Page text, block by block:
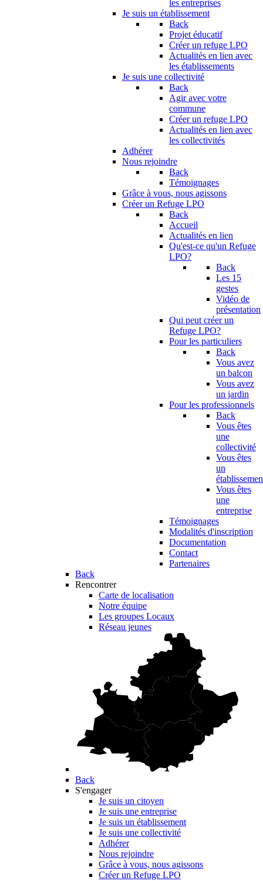
les entreprises
Je suis un établissement
Back
Projet éducatif
Créer un refuge LPO
Actualités en lien avec
les établissements
Je suis une collectivité
Back
Agir avec votre
commune
Créer un refuge LPO
Actualités en lien avec
les collectivités
Adhérer
Nous rejoindre
Back
Témoignages
Grâce à vous, nous agissons
Créer un Refuge LPO
Back
Accueil
Actualités en lien
Qu'est-ce qu'un Refuge
LPO?
Back
Les 15
gestes
Vidéo de
présentation
Qui peut créer un
Refuge LPO?
Pour les particuliers
Back
Vous avez
un balcon
Vous avez
un jardin
Pour les professionnels
Back
Vous êtes
une
collectivité
Vous êtes
un
Vous êtes
une
entreprise
Témoignages
Modalités d'inscription
Documentation
Contact
Partenaires
Back
Rencontrer
Carte de localisation
Notre équipe
Les groupes Locaux
Réseau jeunes
Back
S'engager
Je suis un citoyen
Je suis une entreprise
Je suis un établissement
Je suis une collectivité
Adhérer
Nous rejoindre
Grâce à vous, nous agissons
Créer un Refuge LPO